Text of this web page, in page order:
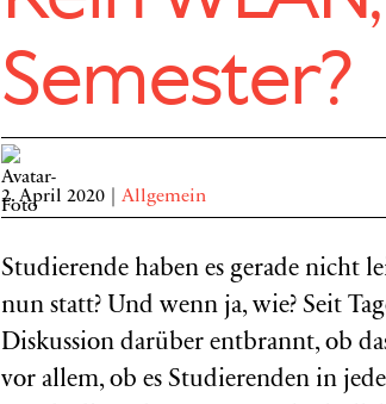
Semester?
2. April 2020 Allgemein
Studierende haben es gerade nicht
nun statt? Und wenn ja, wie? Seit
Diskussion darüber entbrannt, ob
vor allem, ob es Studierenden in